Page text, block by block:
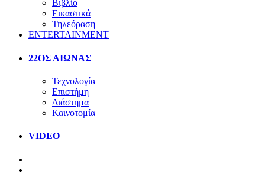
Βιβλίο
Εικαστικά
Τηλεόραση
ENTERTAINMENT
22ΟΣ ΑΙΩΝΑΣ
Τεχνολογία
Επιστήμη
Διάστημα
Καινοτομία
VIDEO